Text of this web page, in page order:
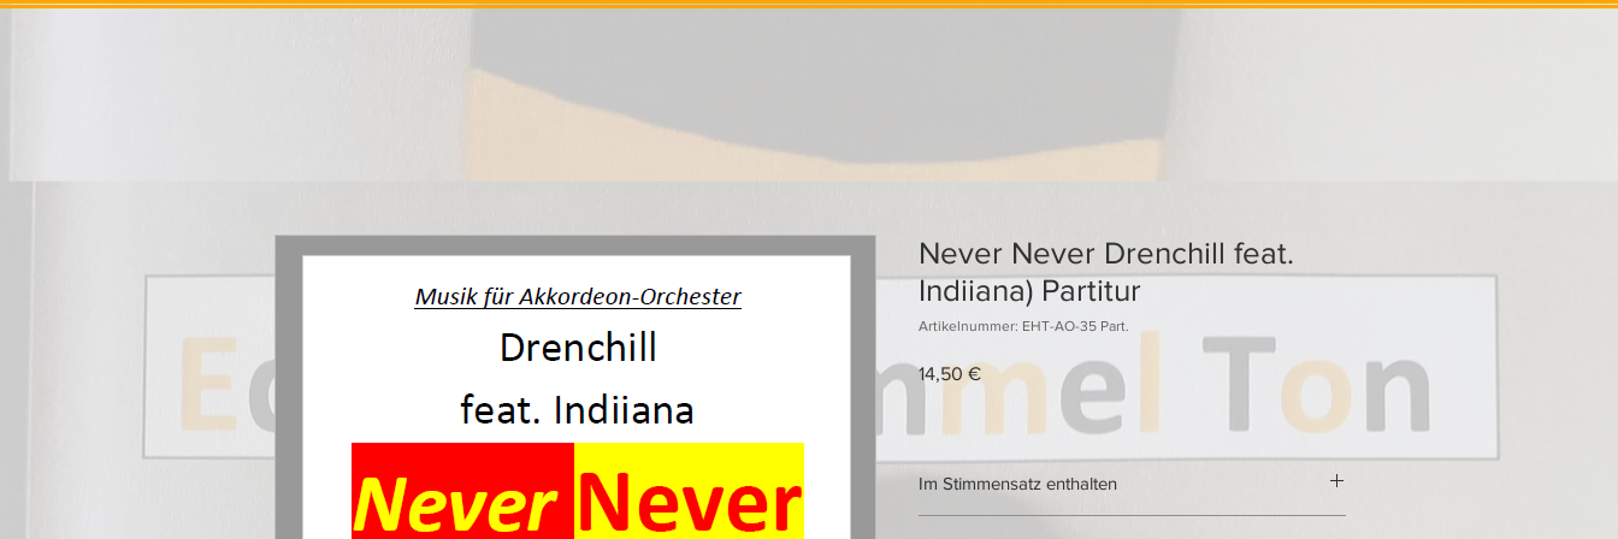
Never Never Drenchill feat.
Indiiana) Partitur
Artikelnummer: EHT-AO-35 Part.
14,50 €Preis
Im Stimmensatz enthalten